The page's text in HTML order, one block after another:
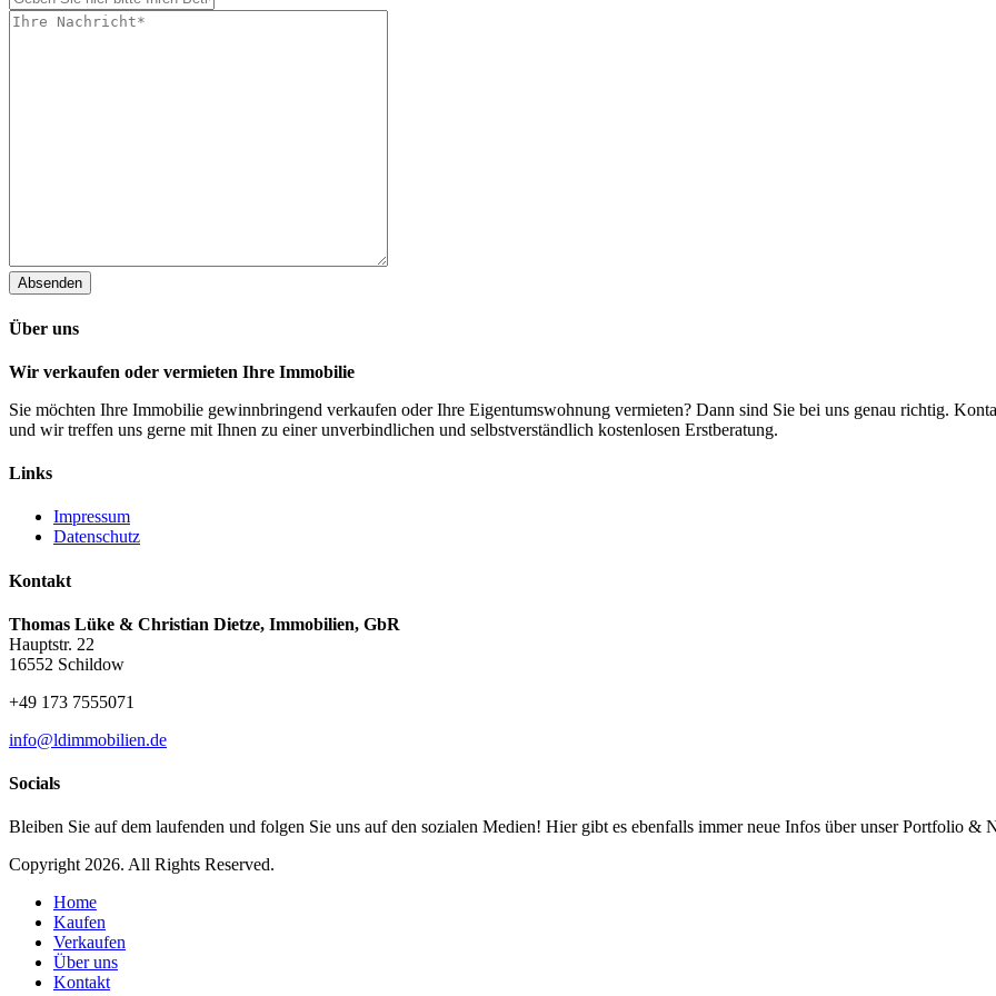
Absenden
Über uns
Wir verkaufen oder vermieten Ihre Immobilie
Sie möchten Ihre Immobilie gewinnbringend verkaufen oder Ihre Eigentumswohnung vermieten? Dann sind Sie bei uns genau richtig.
und wir treffen uns gerne mit Ihnen zu einer unverbindlichen und selbstverständlich kostenlosen Erstberatung.
Links
Impressum
Datenschutz
Kontakt
Thomas Lüke & Christian Dietze, Immobilien, GbR
Hauptstr. 22
16552 Schildow
+49 173 7555071
info@ldimmobilien.de
Socials
Bleiben Sie auf dem laufenden und folgen Sie uns auf den sozialen Medien! Hier gibt es ebenfalls immer neue Infos über unser Portfolio &
Copyright 2026. All Rights Reserved.
Home
Kaufen
Verkaufen
Über uns
Kontakt